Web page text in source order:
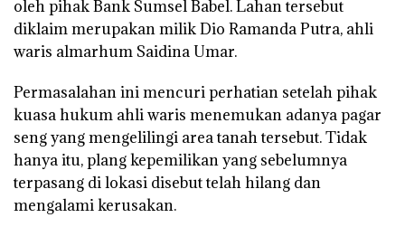
oleh pihak Bank Sumsel Babel. Lahan tersebut
diklaim merupakan milik Dio Ramanda Putra, ahli
waris almarhum Saidina Umar.
Permasalahan ini mencuri perhatian setelah pihak
kuasa hukum ahli waris menemukan adanya pagar
seng yang mengelilingi area tanah tersebut. Tidak
hanya itu, plang kepemilikan yang sebelumnya
terpasang di lokasi disebut telah hilang dan
mengalami kerusakan.